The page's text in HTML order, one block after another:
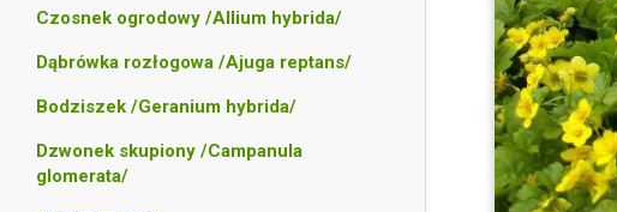
Czosnek ogrodowy /Allium hybrida/
Dąbrówka rozłogowa /Ajuga reptans/
Bodziszek /Geranium hybrida/
Dzwonek skupiony /Campanula
glomerata/